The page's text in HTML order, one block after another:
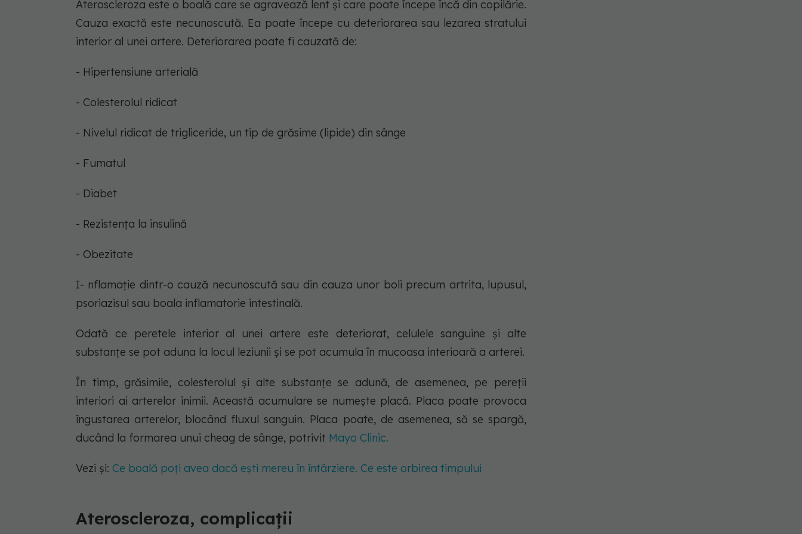
Ateroscleroza este o boală care se agravează lent și care poate începe încă din copilărie.
Cauza exactă este necunoscută. Ea poate începe cu deteriorarea sau lezarea stratului
interior al unei artere. Deteriorarea poate fi cauzată de:
- Hipertensiune arterială
- Colesterolul ridicat
- Nivelul ridicat de trigliceride, un tip de grăsime (lipide) din sânge
- Fumatul
- Diabet
- Rezistența la insulină
- Obezitate
I- nflamație dintr-o cauză necunoscută sau din cauza unor boli precum artrita, lupusul,
psoriazisul sau boala inflamatorie intestinală.
Odată ce peretele interior al unei artere este deteriorat, celulele sanguine și alte
substanțe se pot aduna la locul leziunii și se pot acumula în mucoasa interioară a arterei.
În timp, grăsimile, colesterolul și alte substanțe se adună, de asemenea, pe pereții
interiori ai arterelor inimii. Această acumulare se numește placă. Placa poate provoca
îngustarea arterelor, blocând fluxul sanguin. Placa poate, de asemenea, să se spargă,
ducând la formarea unui cheag de sânge, potrivit Mayo Clinic.
Vezi și: Ce boală poți avea dacă ești mereu în întârziere. Ce este orbirea timpului
Ateroscleroza, complicații